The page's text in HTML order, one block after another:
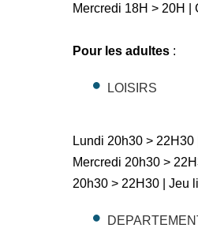
Mercredi 18H > 20H |
Pour les adultes :
LOISIRS
Lundi 20h30 >
Mercredi 20h30 >
20h30 > 22H30 | Jeu